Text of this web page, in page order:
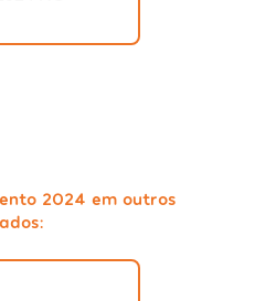
2024 em outros